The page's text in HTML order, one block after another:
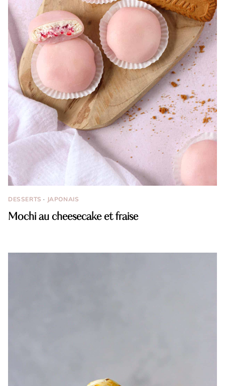
DESSERTS · JAPONAIS
Mochi au cheesecake et fraise